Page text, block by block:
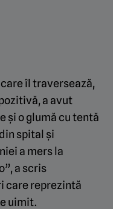
îl traversează,
a avut
și o glumă cu tentă
spital și
a mers la
a scris
care reprezintă
uimit.